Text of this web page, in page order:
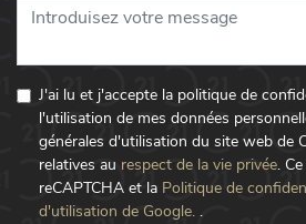
J'ai lu et j'accepte la politique de
l'utilisation de mes données
générales d'utilisation du site web de
relatives au respect de la vie privée.
reCAPTCHA et la Politique de
d'utilisation de Google. .